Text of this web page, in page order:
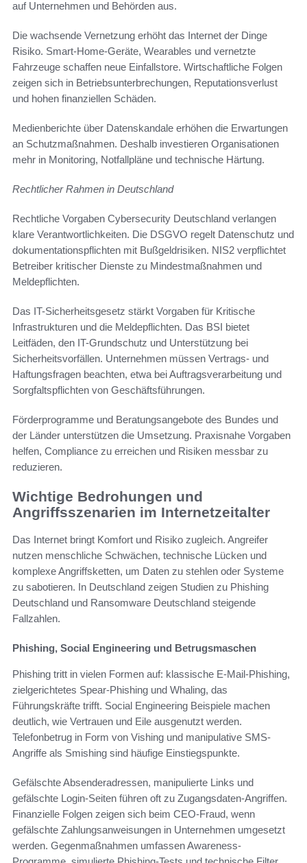
auf Unternehmen und Behörden aus.
Die wachsende Vernetzung erhöht das Internet der Dinge
Risiko. Smart-Home-Geräte, Wearables und vernetzte
Fahrzeuge schaffen neue Einfallstore. Wirtschaftliche Folgen
zeigen sich in Betriebsunterbrechungen, Reputationsverlust
und hohen finanziellen Schäden.
Medienberichte über Datenskandale erhöhen die Erwartungen
an Schutzmaßnahmen. Deshalb investieren Organisationen
mehr in Monitoring, Notfallpläne und technische Härtung.
Rechtlicher Rahmen in Deutschland
Rechtliche Vorgaben Cybersecurity Deutschland verlangen
klare Verantwortlichkeiten. Die DSGVO regelt Datenschutz und
dokumentationspflichten mit Bußgeldrisiken. NIS2 verpflichtet
Betreiber kritischer Dienste zu Mindestmaßnahmen und
Meldepflichten.
Das IT-Sicherheitsgesetz stärkt Vorgaben für Kritische
Infrastrukturen und die Meldepflichten. Das BSI bietet
Leitfäden, den IT-Grundschutz und Unterstützung bei
Sicherheitsvorfällen. Unternehmen müssen Vertrags- und
Haftungsfragen beachten, etwa bei Auftragsverarbeitung und
Sorgfaltspflichten von Geschäftsführungen.
Förderprogramme und Beratungsangebote des Bundes und
der Länder unterstützen die Umsetzung. Praxisnahe Vorgaben
helfen, Compliance zu erreichen und Risiken messbar zu
reduzieren.
Wichtige Bedrohungen und
Angriffsszenarien im Internetzeitalter
Das Internet bringt Komfort und Risiko zugleich. Angreifer
nutzen menschliche Schwächen, technische Lücken und
komplexe Angriffsketten, um Daten zu stehlen oder Systeme
zu sabotieren. In Deutschland zeigen Studien zu Phishing
Deutschland und Ransomware Deutschland steigende
Fallzahlen.
Phishing, Social Engineering und Betrugsmaschen
Phishing tritt in vielen Formen auf: klassische E-Mail-Phishing,
zielgerichtetes Spear-Phishing und Whaling, das
Führungskräfte trifft. Social Engineering Beispiele machen
deutlich, wie Vertrauen und Eile ausgenutzt werden.
Telefonbetrug in Form von Vishing und manipulative SMS-
Angriffe als Smishing sind häufige Einstiegspunkte.
Gefälschte Absenderadressen, manipulierte Links und
gefälschte Login-Seiten führen oft zu Zugangsdaten-Angriffen.
Finanzielle Folgen zeigen sich beim CEO-Fraud, wenn
gefälschte Zahlungsanweisungen in Unternehmen umgesetzt
werden. Gegenmaßnahmen umfassen Awareness-